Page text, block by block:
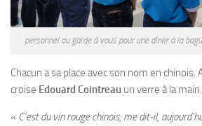
personnel au garde à vous pour une dîner à la
Chacun a sa place avec son nom en chinois.
croise Edouard Cointreau un verre à la main.
« C’est du vin rouge chinois, me dit-il,